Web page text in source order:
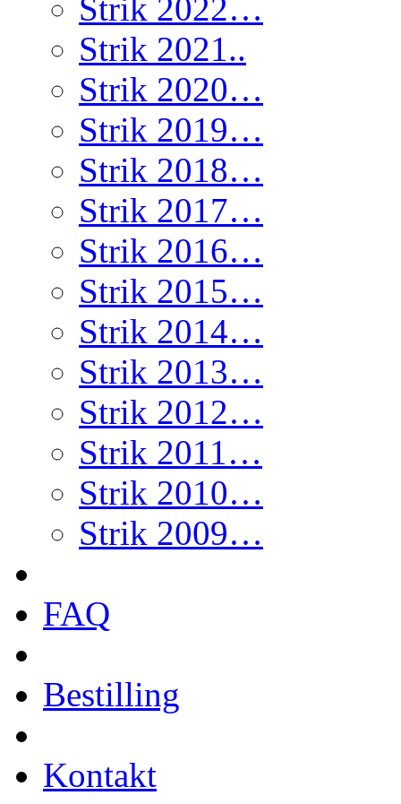
Strik 2022…
Strik 2021..
Strik 2020…
Strik 2019…
Strik 2018…
Strik 2017…
Strik 2016…
Strik 2015…
Strik 2014…
Strik 2013…
Strik 2012…
Strik 2011…
Strik 2010…
Strik 2009…
FAQ
Bestilling
Kontakt